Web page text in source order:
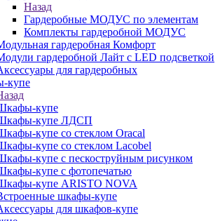
Назад
Гардеробные МОДУС по элементам
Комплекты гардеробной МОДУС
гардеробная Комфорт
гардеробной Лайт с LED подсветкой
для гардеробных
купе
купе
купе ЛДСП
купе со стеклом Oracal
купе со стеклом Lacobel
купе с пескоструйным рисунком
купе с фотопечатью
купе ARISTO NOVA
шкафы-купе
для шкафов-купе